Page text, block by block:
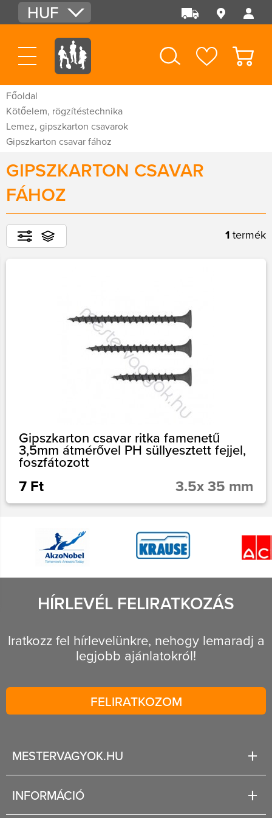
HUF
EUR
USD
Főoldal
Kötőelem, rögzítéstechnika
Lemez, gipszkarton csavarok
Gipszkarton csavar fához
GIPSZKARTON CSAVAR
FÁHOZ
1 termék
Gipszkarton csavar ritka famenetű
3,5mm átmérővel PH süllyesztett fejjel,
foszfátozott
7 Ft 3.5x 35 mm
HÍRLEVÉL FELIRATKOZÁS
Iratkozz fel hírlevelünkre, nehogy lemaradj a
legjobb ajánlatokról!
FELIRATKOZOM
MESTERVAGYOK.HU
INFORMÁCIÓ